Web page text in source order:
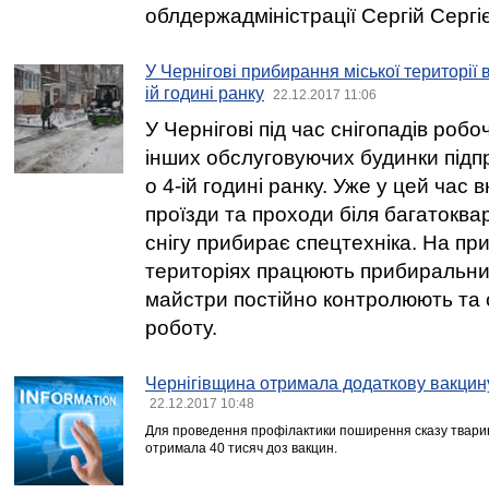
облдержадміністрації Сергій
У Чернігові прибирання міської території
ій годині ранку
22.12.2017 11:06
У Чернігові під час снігопадів
інших обслуговуючих будинки
о 4-ій годині ранку. Уже у цей час
проїзди та проходи біля
снігу прибирає спецтехніка. На
територіях працюють
майстри постійно контролюють та
роботу.
Чернігівщина отримала додаткову
22.12.2017 10:48
Для проведення профілактики поширення сказу
отримала 40 тисяч доз вакцин.